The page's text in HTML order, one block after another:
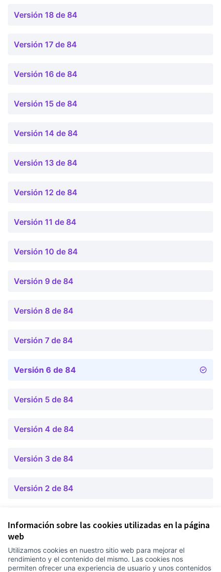
Información sobre las cookies utilizadas en la página
web
Utilizamos cookies en nuestro sitio web para mejorar el
rendimiento y el contenido del mismo. Las cookies nos
permiten ofrecer una experiencia de usuario y unos contenidos
Versión 18 de 84
Versión 17 de 84
Versión 16 de 84
Versión 15 de 84
Versión 14 de 84
Versión 13 de 84
Versión 12 de 84
Versión 11 de 84
Versión 10 de 84
Versión 9 de 84
Versión 8 de 84
Versión 7 de 84
Versión 6 de 84
Versión 5 de 84
Versión 4 de 84
Versión 3 de 84
Versión 2 de 84
Términos y condiciones de uso
Configuración de cookies
Comunitat Canòdrom en Facebook
(Link extern)
Comunitat Canòdrom en Instagram
(Link extern)
Comunitat Canòdrom en YouTube
(Link extern)